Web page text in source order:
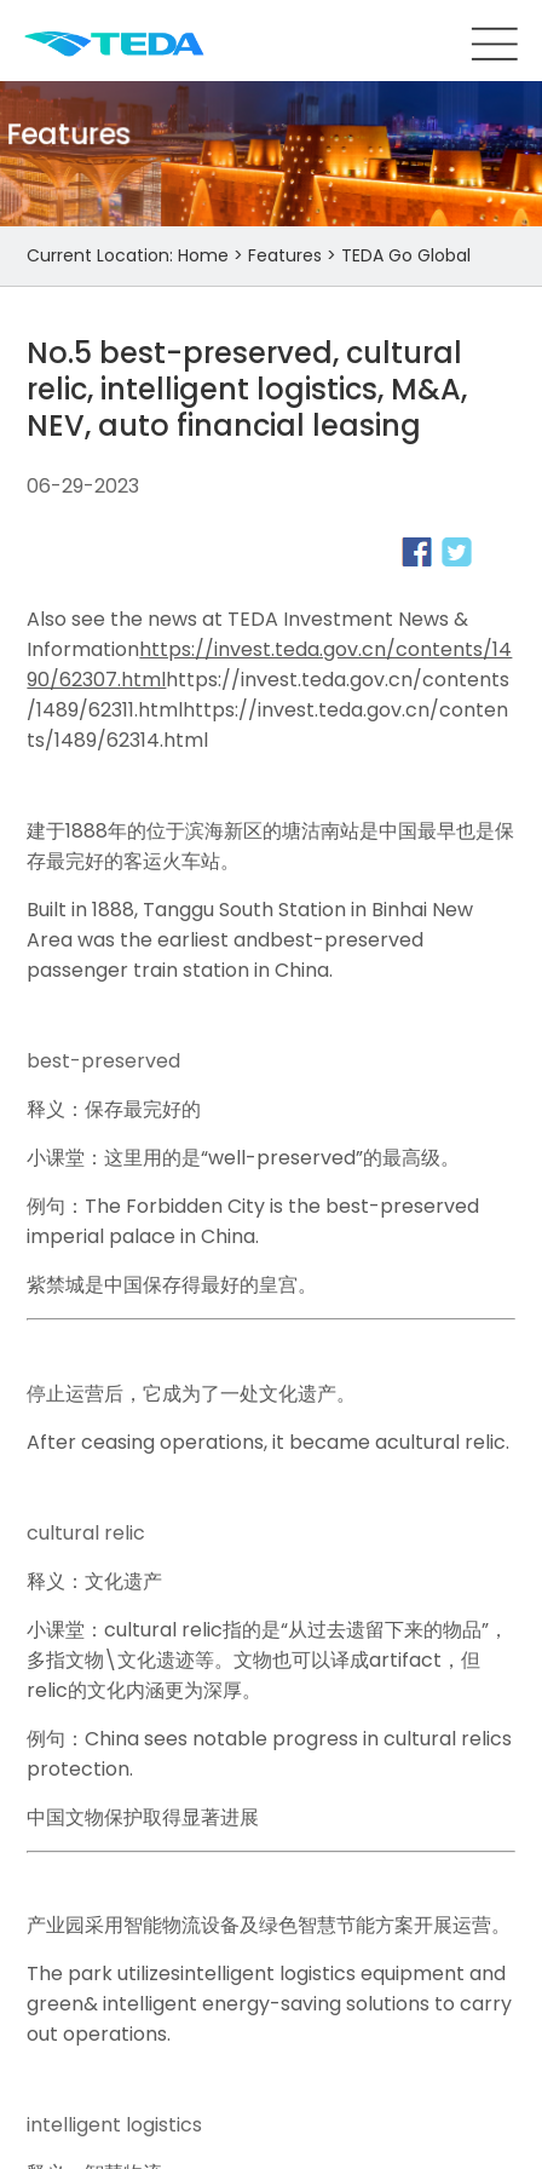
Features
Current Location:Home >Features > TEDA Go Global
No.5 best-preserved, cultural
relic, intelligent logistics, M&A,
NEV, auto financial leasing
06-29-2023
Also see the news at TEDA Investment News &
Informationhttps://invest.teda.gov.cn/contents/14
90/62307.htmlhttps://invest.teda.gov.cn/contents
/1489/62311.htmlhttps://invest.teda.gov.cn/conten
ts/1489/62314.html
建于1888年的位于滨海新区的塘沽南站是中国最早也是保
存最完好的客运火车站。
Built in 1888, Tanggu South Station in Binhai New
Area was the earliest andbest-preserved
passenger train station in China.
best-preserved
释义：保存最完好的
小课堂：这里用的是“well-preserved”的最高级。
例句：The Forbidden City is the best-preserved
imperial palace in China.
紫禁城是中国保存得最好的皇宫。
停止运营后，它成为了一处文化遗产。
After ceasing operations, it became acultural relic.
cultural relic
释义：文化遗产
小课堂：cultural relic指的是“从过去遗留下来的物品”，
多指文物\文化遗迹等。文物也可以译成artifact，但
relic的文化内涵更为深厚。
例句：China sees notable progress in cultural relics
protection.
中国文物保护取得显著进展
产业园采用智能物流设备及绿色智慧节能方案开展运营。
The park utilizesintelligent logistics equipment and
green& intelligent energy-saving solutions to carry
out operations.
intelligent logistics